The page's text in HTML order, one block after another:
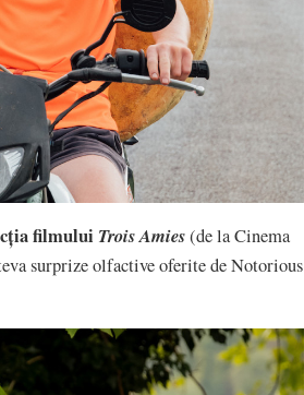
filmului Trois Amies(de la Cinema
surprize olfactive oferite de Notorious